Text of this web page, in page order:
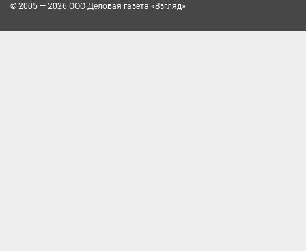
© 2005 — 2026 ООО Деловая газета «Взгляд»